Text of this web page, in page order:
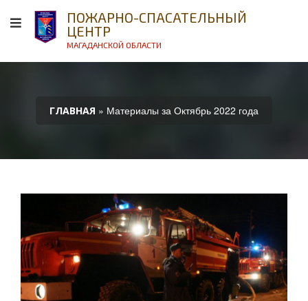
ПОЖАРНО-СПАСАТЕЛЬНЫЙ
ЦЕНТР
МАГАДАНСКОЙ ОБЛАСТИ
ГЛАВНАЯ » Материалы за Октябрь 2022 года